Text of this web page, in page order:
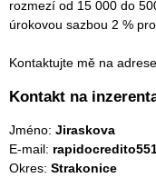
rozmezí od 15 000 do
úrokovou sazbou 2 %
Kontaktujte mě na
Kontakt na
Jméno: Jiraskova
E-mail:
Okres: Strakonice